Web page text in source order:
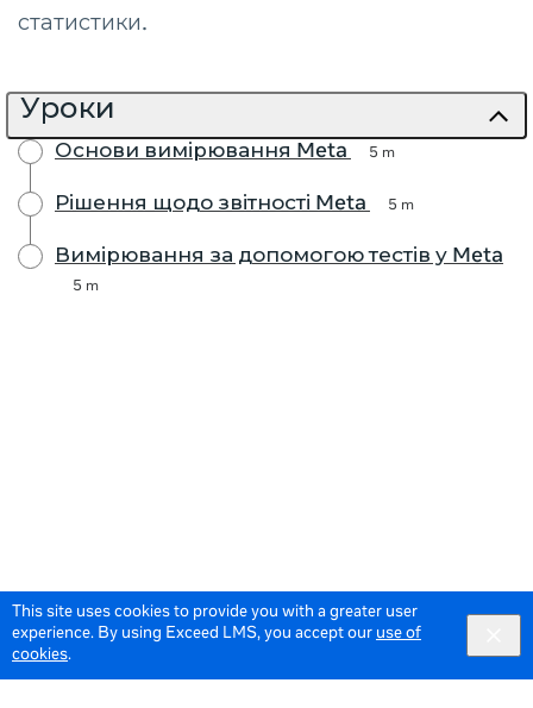
This site uses cookies to provide you with a greater user
experience. By using Exceed LMS, you accept our use of
cookies.
статистики.
Уроки
Основи вимірювання Meta 5 m
Рішення щодо звітності Meta 5 m
Вимірювання за допомогою тестів у Meta
5 m